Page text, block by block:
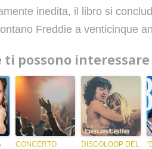
inedita, il libro si
Freddie a venticinque
ti possono
CONCERTO
DISCOLOOP DEL